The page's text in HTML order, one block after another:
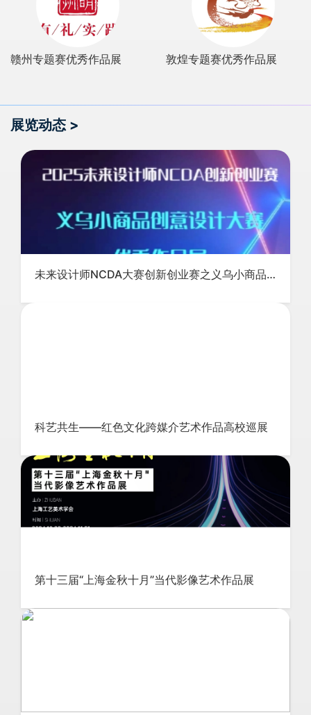
赣州专题赛优秀作品展 敦煌专题赛优秀作品展
展览动态 >
未来设计师NCDA大赛创新创业赛之义乌小商品设计大
科艺共生——红色文化跨媒介艺术作品高校巡展
第十三届“上海金秋十月”当代影像艺术作品展